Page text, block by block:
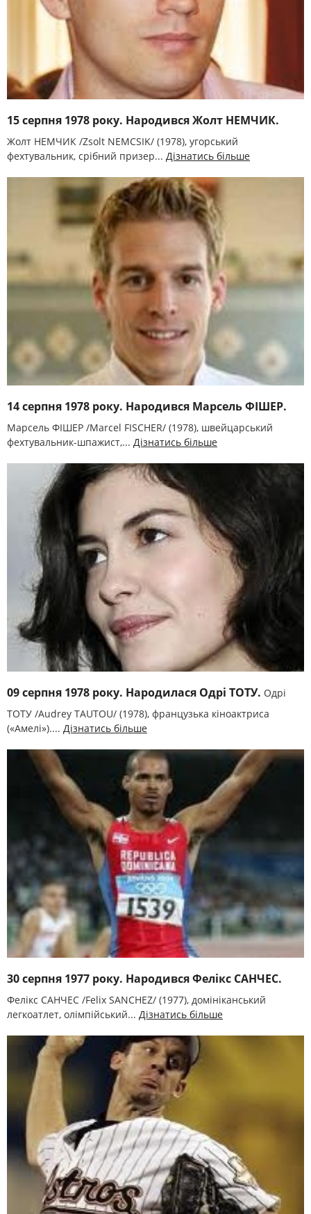
15 серпня 1978 року. Народився Жолт НЕМЧИК.
Жолт НЕМЧИК /Zsolt NEMCSIK/ (1978), угорський
фехтувальник, срібний призер... Дізнатись більше
14 серпня 1978 року. Народився Марсель ФІШЕР.
Марсель ФІШЕР /Marcel FISCHER/ (1978), швейцарський
фехтувальник-шпажист,... Дізнатись більше
09 серпня 1978 року. Народилася Одрі ТОТУ. Одрі
ТОТУ /Audrey TAUTOU/ (1978), французька кіноактриса
(«Амелі»).... Дізнатись більше
30 серпня 1977 року. Народився Фелікс САНЧЕС.
Фелікс САНЧЕС /Felix SANCHEZ/ (1977), домініканський
легкоатлет, олімпійський... Дізнатись більше